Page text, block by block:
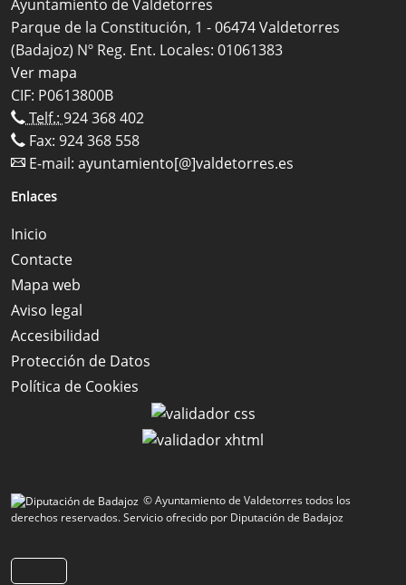
Ayuntamiento de Valdetorres
Parque de la Constitución, 1 - 06474 Valdetorres
(Badajoz) Nº Reg. Ent. Locales: 01061383
Ver mapa
CIF: P0613800B
Telf.: 924 368 402
Fax: 924 368 558
E-mail: ayuntamiento[@]valdetorres.es
Enlaces
Inicio
Contacte
Mapa web
Aviso legal
Accesibilidad
Protección de Datos
Política de Cookies
© Ayuntamiento de Valdetorres todos los
derechos reservados.Servicio ofrecido por Diputación de Badajoz